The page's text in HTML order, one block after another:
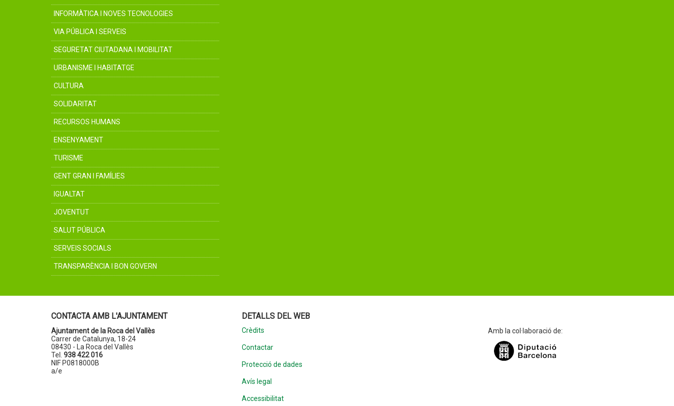
INFORMÀTICA I NOVES TECNOLOGIES
VIA PÚBLICA I SERVEIS
SEGURETAT CIUTADANA I MOBILITAT
URBANISME I HABITATGE
CULTURA
SOLIDARITAT
RECURSOS HUMANS
ENSENYAMENT
TURISME
GENT GRAN I FAMÍLIES
IGUALTAT
JOVENTUT
SALUT PÚBLICA
SERVEIS SOCIALS
TRANSPARÈNCIA I BON GOVERN
CONTACTA AMB L'AJUNTAMENT
Ajuntament de la Roca del Vallès
Carrer de Catalunya, 18-24
08430 - La Roca del Vallès
Tel. 938 422 016
NIF P0818000B
a/e
DETALLS DEL WEB
Crèdits
Contactar
Protecció de dades
Avís legal
Accessibilitat
Amb la col·laboració de: